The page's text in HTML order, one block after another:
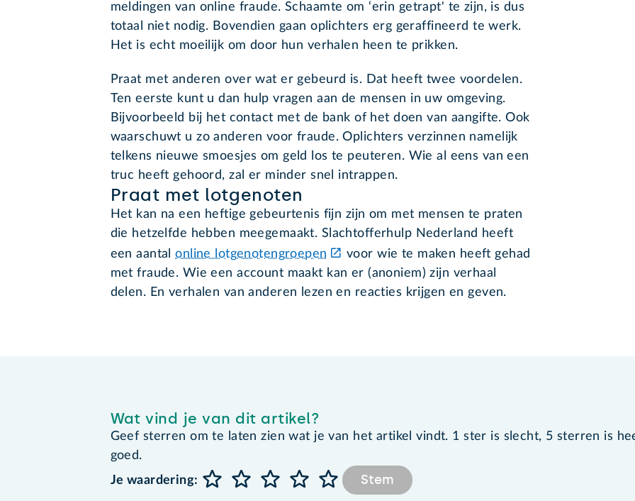
meldingen van online fraude. Schaamte om ‘erin getrapt' te zijn, is dus
totaal niet nodig. Bovendien gaan oplichters erg geraffineerd te werk.
Het is echt moeilijk om door hun verhalen heen te prikken.
Praat met anderen over wat er gebeurd is. Dat heeft twee voordelen.
Ten eerste kunt u dan hulp vragen aan de mensen in uw omgeving.
Bijvoorbeeld bij het contact met de bank of het doen van aangifte. Ook
waarschuwt u zo anderen voor fraude. Oplichters verzinnen namelijk
telkens nieuwe smoesjes om geld los te peuteren. Wie al eens van een
truc heeft gehoord, zal er minder snel intrappen.
Praat met lotgenoten
Het kan na een heftige gebeurtenis fijn zijn om met mensen te praten
die hetzelfde hebben meegemaakt. Slachtofferhulp Nederland heeft
een aantalonline lotgenotengroepen
voor wie te maken heeft gehad
met fraude. Wie een account maakt kan er (anoniem) zijn verhaal
delen. En verhalen van anderen lezen en reacties krijgen en geven.
Wat vind je van dit artikel?
Geef sterren om te laten zien wat je van het artikel vindt. 1 ster is slecht, 5 sterren is
goed.
Je waardering:
Stem